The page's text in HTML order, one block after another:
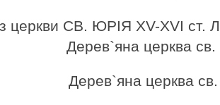
з церкви СВ. ЮРІЯ XV-XVI
Дерев`яна церква
Дерев`яна церква